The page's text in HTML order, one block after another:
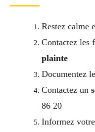
Restez calme
Contactez les
plainte
Documentez
Contactez un
86 20
Informez votre